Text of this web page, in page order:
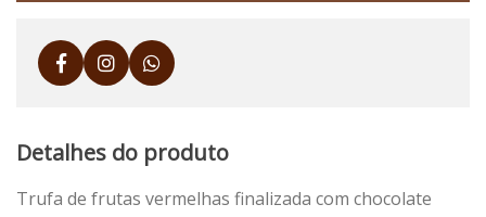
Detalhes do produto
Trufa de frutas vermelhas finalizada com chocolate